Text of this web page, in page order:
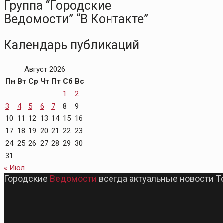
Группа “Городские
Ведомости” “В Контакте”
Календарь публикаций
Август 2026
Пн Вт Ср Чт Пт Сб Вс
1
2
3
4 5 6 7 8
9
10 11 12 13 14 15 16
17 18 19 20 21 22 23
24 25 26 27 28 29 30
31
« Июл
Городские Ведомости всегда актуальные новости